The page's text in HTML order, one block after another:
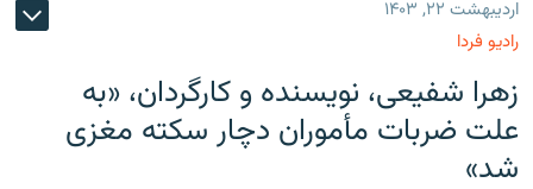
اردیبهشت ۲۲, ۱۴۰۳
رادیو فردا
زهرا شفیعی، نویسنده و کارگردان، «به
علت ضربات مأموران دچار سکته مغزی
شد»